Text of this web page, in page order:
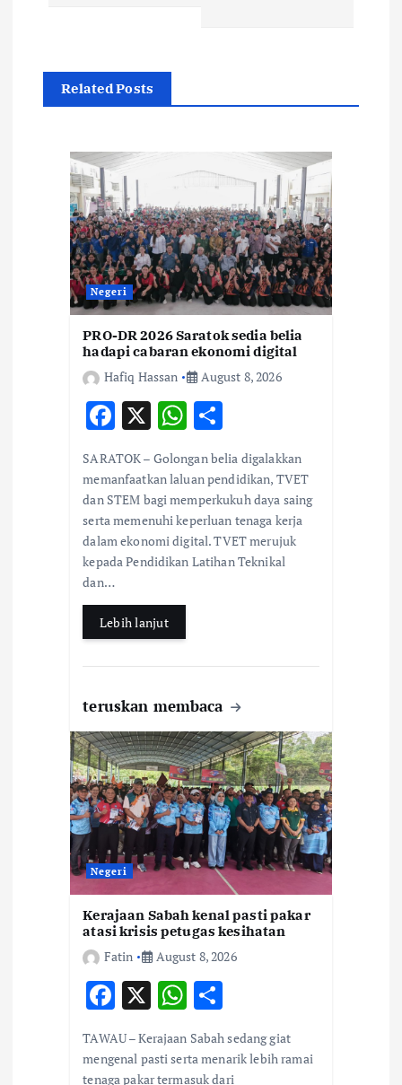
v
Related Posts
Negeri
PRO-DR 2026 Saratok sedia belia
hadapi cabaran ekonomi digital
Hafiq Hassan
August 8, 2026
F
ac
e
b
o
o
X W
at
s
A
p
h
ar
e
SARATOK – Golongan belia digalakkan
memanfaatkan laluan pendidikan, TVET
dan STEM bagi memperkukuh daya saing
serta memenuhi keperluan tenaga kerja
dalam ekonomi digital. TVET merujuk
kepada Pendidikan Latihan Teknikal
dan…
Lebih lanjut
teruskan membaca
Negeri
Kerajaan Sabah kenal pasti pakar
atasi krisis petugas kesihatan
Fatin
August 8, 2026
F
ac
e
X W
h
at ar
TAWAU – Kerajaan Sabah sedang giat
mengenal pasti serta menarik lebih ramai
tenaga pakar termasuk dari